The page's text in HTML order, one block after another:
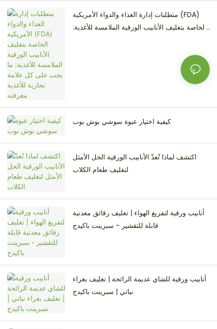
متطلبات إدارة الغذاء والدواء الأمريكية (FDA)
الخاصة بتغليف الأنابيب الورقية الملامسة للأغذية:
كيفية اختيار عبوة سوشي بوش بوب
اكتشف لماذا تُعدّ الأنابيب الورقية الحل الأمثل
لتغليف طعام الكلاب
أنابيب ورقية لتفريغ الهواء | تغليف رقائق معدنية
قابلة للتقشير - سبرينت باكيدج
أنابيب ورقية للشاي عديمة الرائحة | تغليف بغراء
نباتي | سبرينت باكيدج